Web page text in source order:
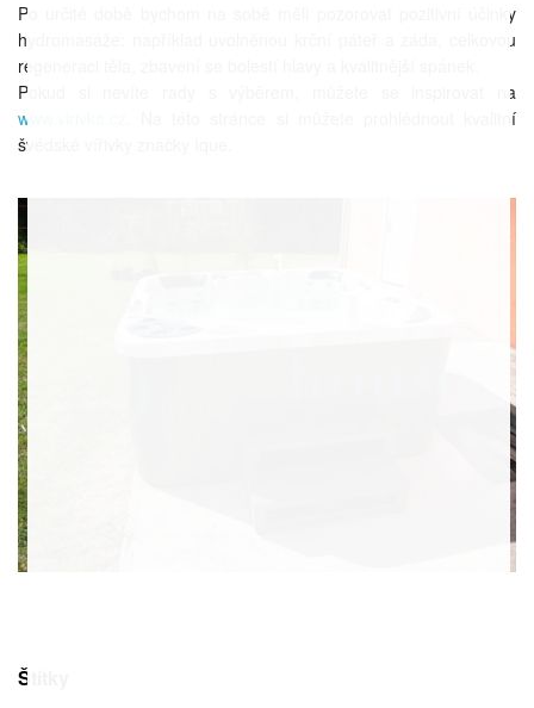
Po určité době bychom na sobě měli pozorovat pozitivní účinky
hydromasáže: například uvolněnou krční páteř a záda, celkovou
regeneraci těla, zbavení se bolestí hlavy a kvalitnější spánek.
Pokud si nevíte rady s výběrem, můžete se inspirovat na
www.virivka.cz
. Na této stránce si můžete prohlédnout kvalitní
švédské vířivky značky Ique.
Štítky